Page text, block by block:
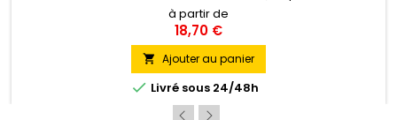
radiations ultraviolettes. Il est utilisé pour la protection contre
la lumière et les rayons U.V. des ateliers de productions et de
contrôle de matériel électronique sensible. Pose Intérieure
à partir de
18,70 €
 Ajouter au panier
 Livré sous 24/48h